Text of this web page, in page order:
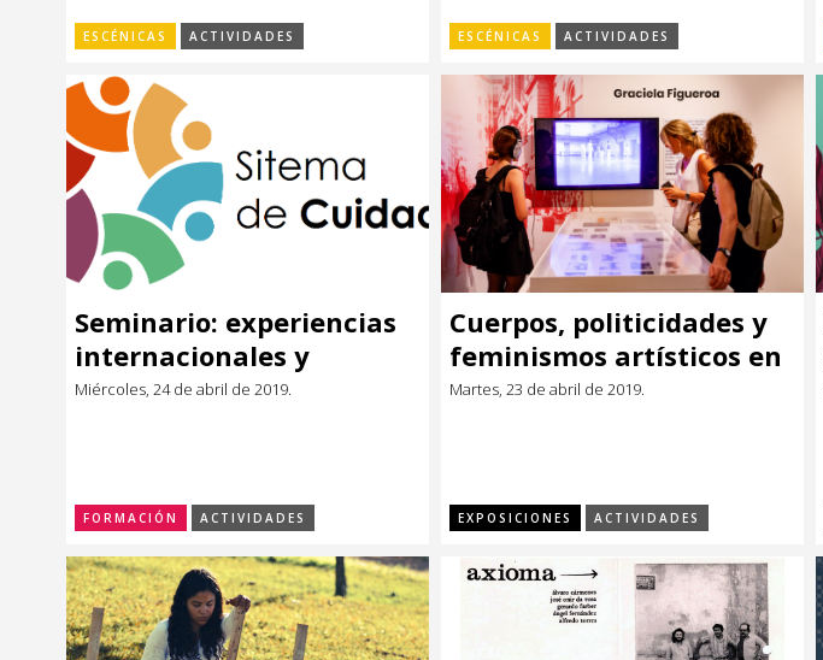
ESCÉNICAS ACTIVIDADES ESCÉNICAS ACTIVIDADES
Seminario: experiencias
internacionales y
desafíos locales para el
Miércoles, 24 de abril de 2019.
FORMACIÓN ACTIVIDADES
Cuerpos, politicidades y
feminismos artísticos en
los 60 y 70 con Elisa Pérez
Martes, 23 de abril de 2019.
EXPOSICIONES ACTIVIDADES